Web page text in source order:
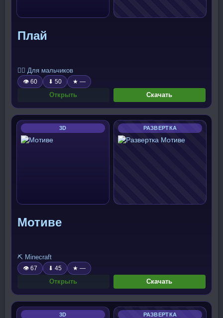
Плай
🧍‍♂️ Для мальчиков
👁 60 ⬇ 50 ★ —
Открыть Скачать
3D РАЗВЕРТКА
Мотиве
⛏️ Minecraft
👁 67 ⬇ 45 ★ —
Открыть Скачать
3D РАЗВЕРТКА